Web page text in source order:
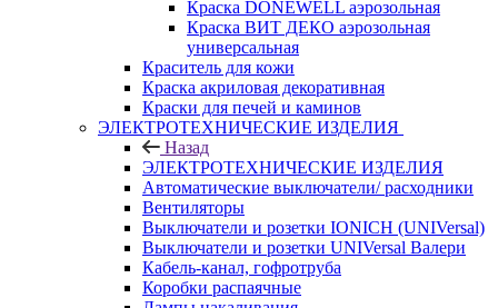
Краска DONEWELL аэрозольная
Краска ВИТ ДЕКО аэрозольная
универсальная
Краситель для кожи
Краска акриловая декоративная
Краски для печей и каминов
ЭЛЕКТРОТЕХНИЧЕСКИЕ ИЗДЕЛИЯ
Назад
ЭЛЕКТРОТЕХНИЧЕСКИЕ ИЗДЕЛИЯ
Автоматические выключатели/ расходники
Вентиляторы
Выключатели и розетки IONICH (UNIVersal)
Выключатели и розетки UNIVersal Валери
Кабель-канал, гофротруба
Коробки распаячные